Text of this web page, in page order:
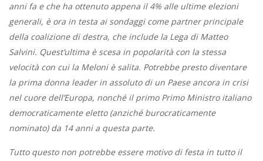
anni fa e che ha ottenuto appena il 4% alle ultime elezioni
generali, è ora in testa ai sondaggi come partner principale
della coalizione di destra, che include la Lega di Matteo
Salvini. Quest’ultima è scesa in popolarità con la stessa
velocità con cui la Meloni è salita. Potrebbe presto diventare
la prima donna leader in assoluto di un Paese ancora in crisi
nel cuore dell’Europa, nonché il primo Primo Ministro italiano
democraticamente eletto (anziché burocraticamente
nominato) da 14 anni a questa parte.
Tutto questo non potrebbe essere motivo di festa in tutto il